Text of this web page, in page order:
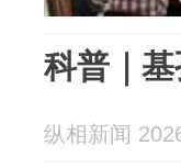
科普｜
纵相新闻